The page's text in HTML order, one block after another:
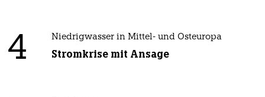
4 Niedrigwasser in Mittel- und Osteuropa
Stromkrise mit Ansage